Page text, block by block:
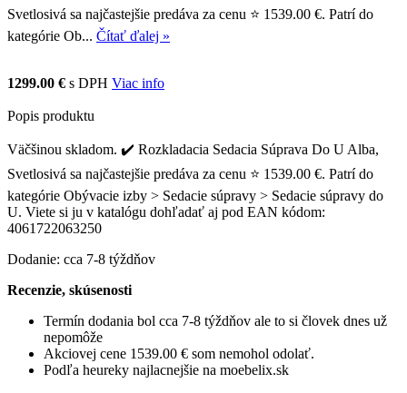
Svetlosivá sa najčastejšie predáva za cenu ⭐ 1539.00 €. Patrí do
kategórie Ob... Čítať ďalej »
1299.00 € s DPH Viac info
Popis produktu
Väčšinou skladom. ✔️ Rozkladacia Sedacia Súprava Do U Alba,
Svetlosivá sa najčastejšie predáva za cenu ⭐ 1539.00 €. Patrí do
kategórie Obývacie izby > Sedacie súpravy > Sedacie súpravy do
U. Viete si ju v katalógu dohľadať aj pod EAN kódom:
4061722063250
Dodanie: cca 7-8 týždňov
Recenzie, skúsenosti
Termín dodania bol cca 7-8 týždňov ale to si človek dnes už
nepomôže
Akciovej cene 1539.00 € som nemohol odolať.
Podľa heureky najlacnejšie na moebelix.sk